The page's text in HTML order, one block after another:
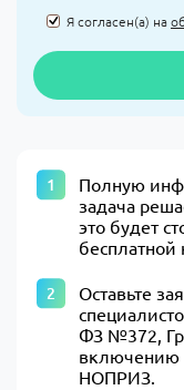
Я согласен(а) на
Полную
задача
это будет
бесплатной
Оставьте
ФЗ №372,
включению
НОПРИЗ.